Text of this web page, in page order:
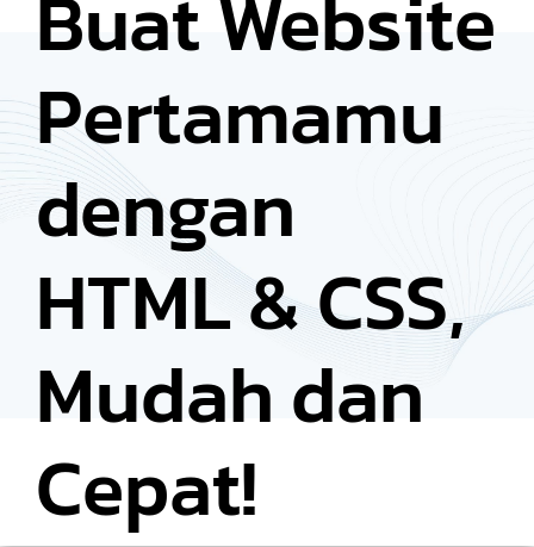
Pertamamu
dengan
HTML & CSS,
Mudah dan
Cepat!